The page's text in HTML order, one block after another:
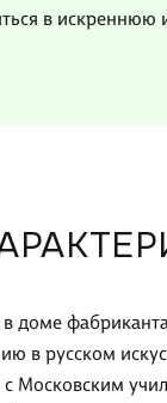
доме
в русском
Московским
в